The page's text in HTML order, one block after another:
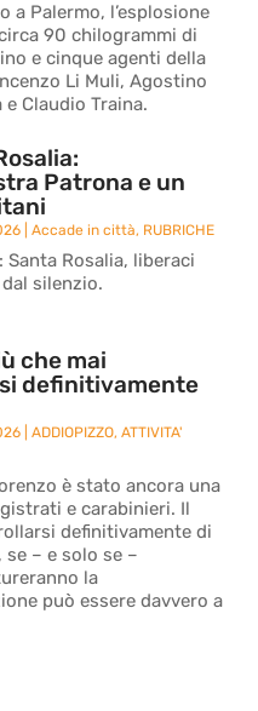
a Palermo, l’esplosione
90 chilogrammi di
e cinque agenti della
Li Muli, Agostino
e Claudio Traina.
Patrona e un
|Accade in città, RUBRICHE
Rosalia, liberaci
silenzio.
che mai
definitivamente
|ADDIOPIZZO,ATTIVITA'
è stato ancora una
e carabinieri. Il
definitivamente di
– e solo se –
la
può essere davvero a